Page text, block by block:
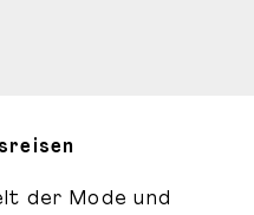
der Mode und